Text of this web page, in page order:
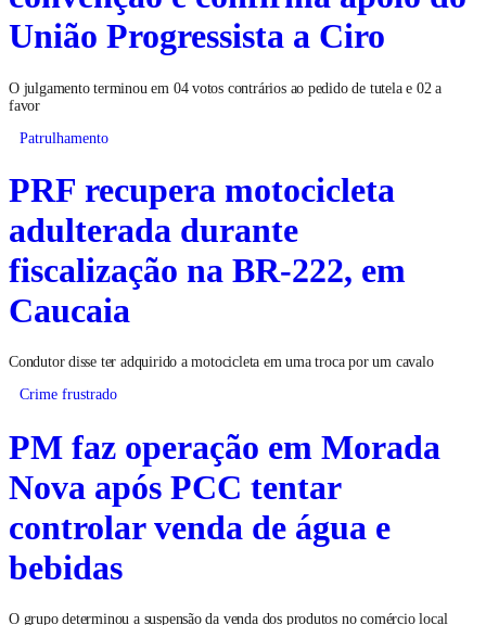
União Progressista a Ciro
O julgamento terminou em 04 votos contrários ao pedido de tutela e 02 a
favor
Patrulhamento
PRF recupera motocicleta
adulterada durante
fiscalização na BR-222, em
Caucaia
Condutor disse ter adquirido a motocicleta em uma troca por um cavalo
Crime frustrado
PM faz operação em Morada
Nova após PCC tentar
controlar venda de água e
bebidas
O grupo determinou a suspensão da venda dos produtos no comércio local